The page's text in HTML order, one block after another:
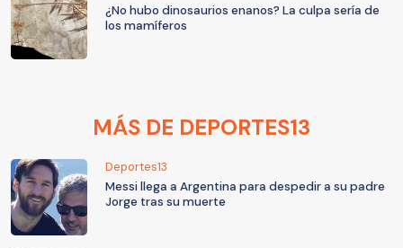
¿No hubo dinosaurios enanos? La culpa sería de
los mamíferos
MÁS DE DEPORTES13
Deportes13
Messi llega a Argentina para despedir a su padre
Jorge tras su muerte